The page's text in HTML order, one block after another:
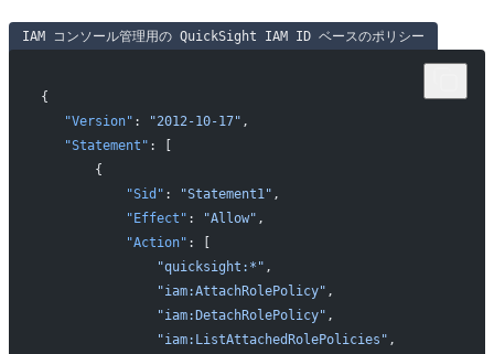
IAM コンソール管理用の QuickSight IAM ID ベースのポリシー
{
   "Version"
: "2012-10-17" ,
   "Statement"
: [
       {
           "Sid"
: "Statement1" ,
           "Effect"
: "Allow" ,
           "Action"
: [
               "quicksight:*"
,
               "iam:AttachRolePolicy"
,
               "iam:DetachRolePolicy"
,
               "iam:ListAttachedRolePolicies"
,